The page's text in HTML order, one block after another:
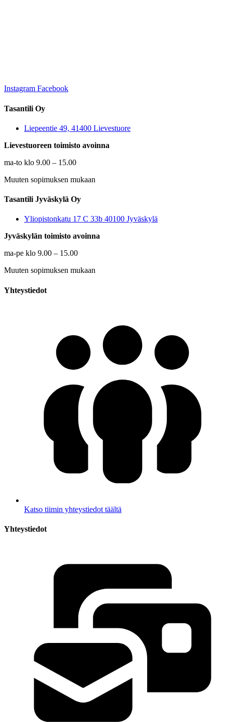
Instagram Facebook
Tasantili Oy
Liepeentie 49, 41400 Lievestuore
Lievestuoreen toimisto avoinna
ma-to klo 9.00 – 15.00
Muuten sopimuksen mukaan
Tasantili Jyväskylä Oy
Yliopistonkatu 17 C 33b 40100 Jyväskylä
Jyväskylän toimisto avoinna
ma-pe klo 9.00 – 15.00
Muuten sopimuksen mukaan
Yhteystiedot
Katso tiimin yhteystiedot täältä
Yhteystiedot